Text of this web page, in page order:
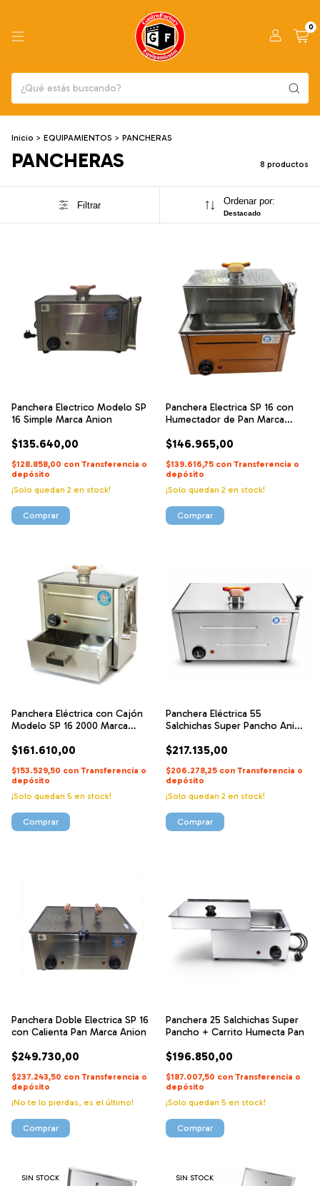
0
Inicio > EQUIPAMIENTOS > PANCHERAS
PANCHERAS 8 productos
Filtrar Ordenar por:
Destacado
Panchera Electrico Modelo SP
16 Simple Marca Anion
$135.640,00
$128.858,00 con Transferencia o
depósito
¡Solo quedan 2 en stock!
Panchera Electrica SP 16 con
Humectador de Pan Marca
$146.965,00
$139.616,75 con Transferencia o
depósito
¡Solo quedan 2 en stock!
Panchera Eléctrica con Cajón
Modelo SP 16 2000 Marca
$161.610,00
$153.529,50 con Transferencia o
depósito
¡Solo quedan 5 en stock!
Panchera Eléctrica 55
Salchichas Super Pancho Anion
$217.135,00
$206.278,25 con Transferencia o
depósito
¡Solo quedan 2 en stock!
Panchera Doble Electrica SP 16
con Calienta Pan Marca Anion
$249.730,00
$237.243,50 con Transferencia o
depósito
¡No te lo pierdas, es el último!
Panchera 25 Salchichas Super
Pancho + Carrito Humecta Pan
$196.850,00
$187.007,50 con Transferencia o
depósito
¡Solo quedan 5 en stock!
SIN STOCK SIN STOCK